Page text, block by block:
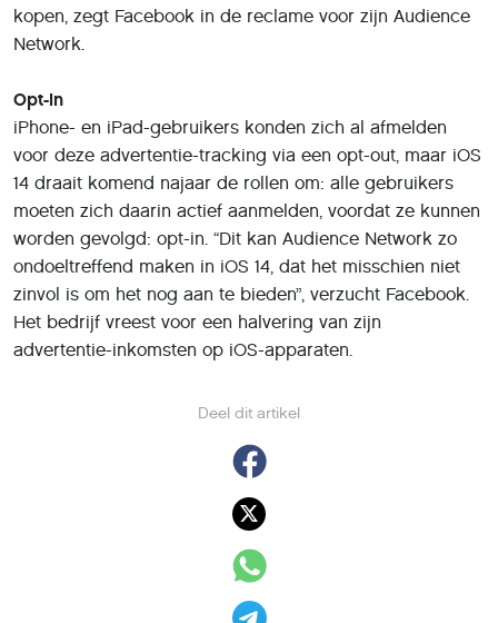
Deel dit artikel
kopen, zegt Facebook in de reclame voor zijn Audience
Network.
Opt-in
iPhone- en iPad-gebruikers konden zich al afmelden
voor deze advertentie-tracking via een opt-out, maar iOS
14 draait komend najaar de rollen om: alle gebruikers
moeten zich daarin actief aanmelden, voordat ze kunnen
worden gevolgd: opt-in. “Dit kan Audience Network zo
ondoeltreffend maken in iOS 14, dat het misschien niet
zinvol is om het nog aan te bieden”, verzucht Facebook.
Het bedrijf vreest voor een halvering van zijn
advertentie-inkomsten op iOS-apparaten.